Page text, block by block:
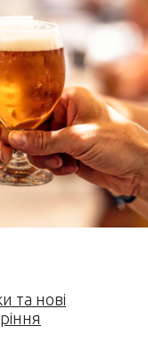
та нові